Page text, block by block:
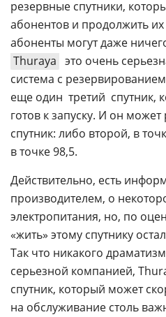
резервные спутники,
абонентов и продолжить
абоненты могут даже
Thuraya  это очень
система с
еще один  третий 
готов к запуску. И он
спутник: либо второй, в
в точке 98,5.
Действительно, есть
производителем, о
электропитания, но, по
«жить» этому спутнику
Так что никакого
серьезной компанией,
спутник, который может
на обслуживание столь